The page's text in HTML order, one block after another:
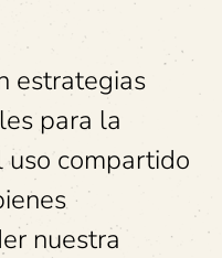
estrategias
para la
compartido
nuestra